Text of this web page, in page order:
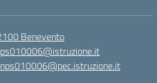
Benevento